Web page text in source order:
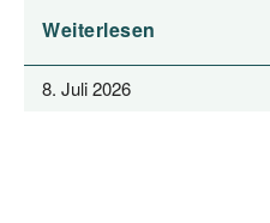
Weiterlesen
8. Juli 2026